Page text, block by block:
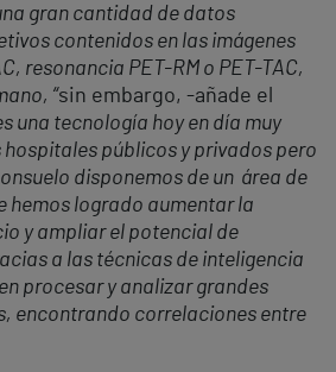
gran cantidad de datos
contenidos en las imágenes
resonancia PET-RM o PET-TAC,
“sin embargo, -añade el
una tecnología hoy en día muy
públicos y privados pero
disponemos de un área de
hemos logrado aumentar la
y ampliar el potencial de
a las técnicas de inteligencia
procesar y analizar grandes
encontrando correlaciones entre